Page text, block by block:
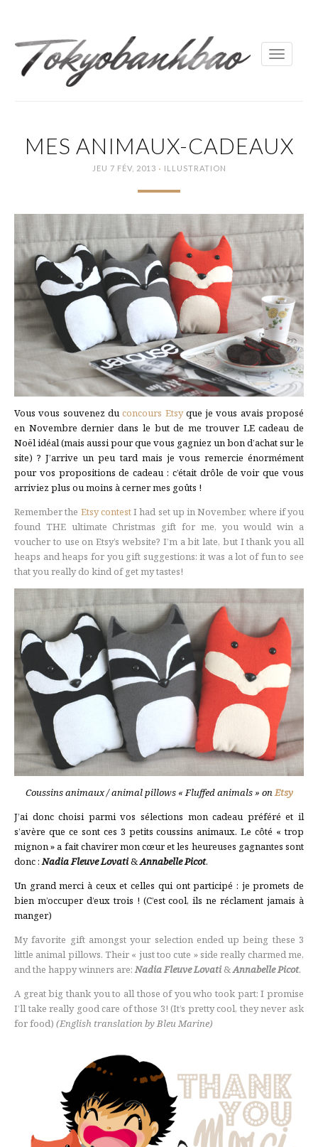
Toggle
MES ANIMAUX-CADEAUX
JEU 7 FÉV, 2013 · ILLUSTRATION
Vous vous souvenez duconcours Etsyque je vous avais proposé
en Novembre dernier dans le but de me trouver LE cadeau de
Noël idéal (mais aussi pour que vous gagniez un bon d’achat sur le
site) ? J’arrive un peu tard mais je vous remercie énormément
pour vos propositions de cadeau : c’était drôle de voir que vous
arriviez plus ou moins à cerner mes goûts !
Remember the Etsy contestI had set up in November, where if you
found THE ultimate Christmas gift for me, you would win a
voucher to use on Etsy’s website? I’m a bit late, but I thank you all
heaps and heaps for you gift suggestions: it was a lot of fun to see
that you really do kind of get my tastes!
Coussins animaux / animal pillows « Fluffed animals » onEtsy
J’ai donc choisi parmi vos sélections mon cadeau préféré et il
s’avère que ce sont ces 3 petits coussins animaux. Le côté « trop
mignon » a fait chavirer mon cœur et les heureuses gagnantes sont
donc :Nadia Fleuve Lovati&Annabelle Picot.
Un grand merci à ceux et celles qui ont participé : je promets de
bien m’occuper d’eux trois ! (C’est cool, ils ne réclament jamais à
manger)
My favorite gift amongst your selection ended up being these 3
little animal pillows. Their « just too cute » side really charmed me,
and the happy winners are:Nadia Fleuve Lovati &Annabelle Picot.
A great big thank you to all those of you who took part: I promise
I’ll take really good care of those 3! (It’s pretty cool, they never ask
for food) (English translation by Bleu Marine)